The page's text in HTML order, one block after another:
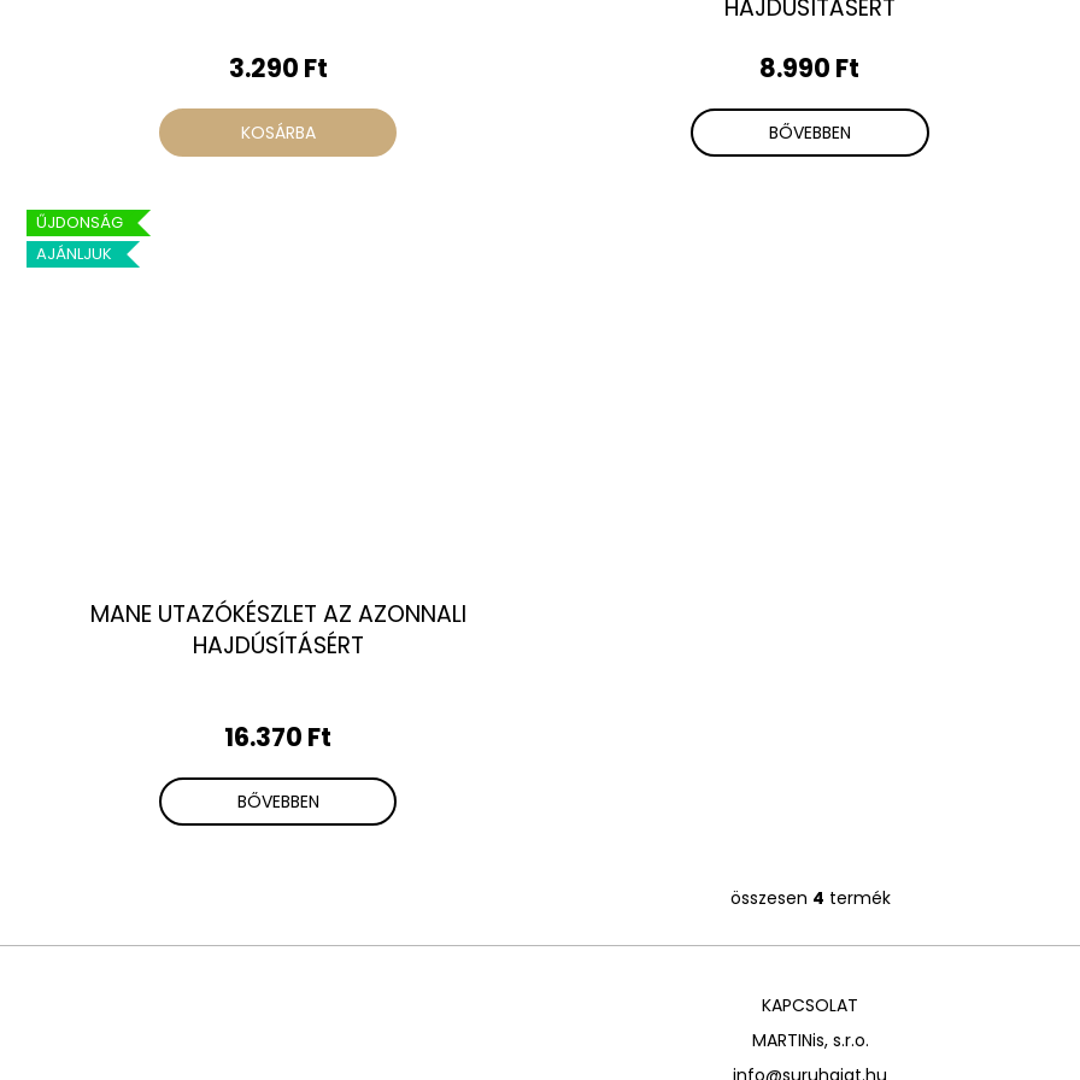
3.290 Ft
KOSÁRBA
HAJDÚSÍTÁSÉRT
8.990 Ft
BŐVEBBEN
ŰJDONSÁG
AJÁNLJUK
MANE UTAZÓKÉSZLET AZ AZONNALI
HAJDÚSÍTÁSÉRT
16.370 Ft
BŐVEBBEN
L
i
a
i
r
összesen 4 termék
KAPCSOLAT
MARTINis, s.r.o.